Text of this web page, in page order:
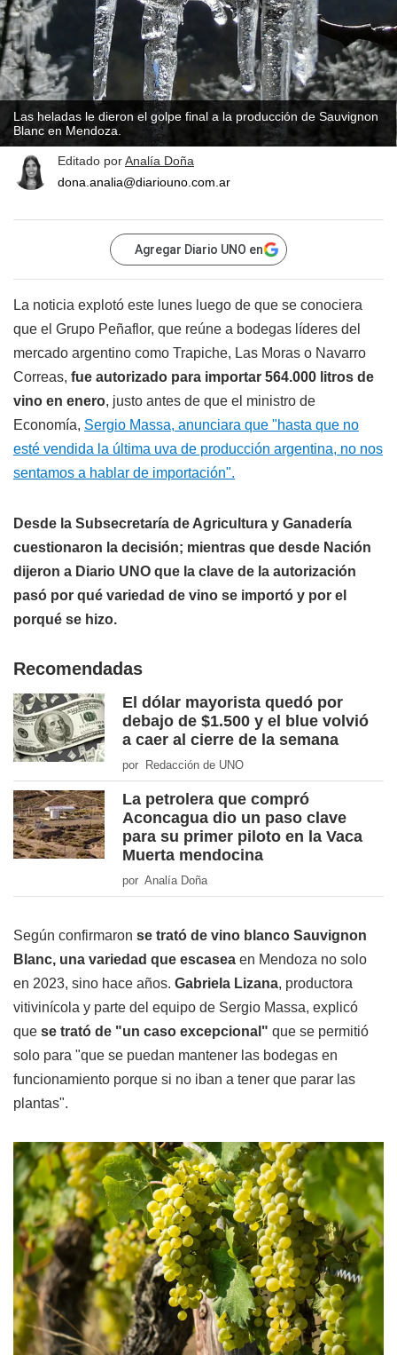
Las heladas le dieron el golpe final a la producción de Sauvignon
Blanc en Mendoza.
Editado porAnalía Doña
dona.analia@diariouno.com.ar
Agregar Diario UNO en
La noticia explotó este lunes luego de que se conociera
que el Grupo Peñaflor, que reúne a bodegas líderes del
mercado argentino como Trapiche, Las Moras o Navarro
Correas, fue autorizado para importar 564.000 litros de
vino en enero, justo antes de que el ministro de
Economía, Sergio Massa, anunciara que "hasta que no
esté vendida la última uva de producción argentina, no nos
sentamos a hablar de importación".
Desde la Subsecretaría de Agricultura y Ganadería
cuestionaron la decisión; mientras que desde Nación
dijeron a Diario UNO que l a clave de la autorización
pasó por qué variedad de vino se importó y por el
porqué se hizo.
Recomendadas
El dólar mayorista quedó por
debajo de $1.500 y el blue volvió
a caer al cierre de la semana
por Redacción de UNO
La petrolera que compró
Aconcagua dio un paso clave
para su primer piloto en la Vaca
Muerta mendocina
por Analía Doña
Según confirmaron se trató de vino blanco Sauvignon
Blanc, una variedad que escasea en Mendoza no solo
en 2023, sino hace años. Gabriela Lizana, productora
vitivinícola y parte del equipo de Sergio Massa, explicó
que se trató de "un caso excepcional" que se permitió
solo para "que se puedan mantener las bodegas en
funcionamiento porque si no iban a tener que parar las
plantas".